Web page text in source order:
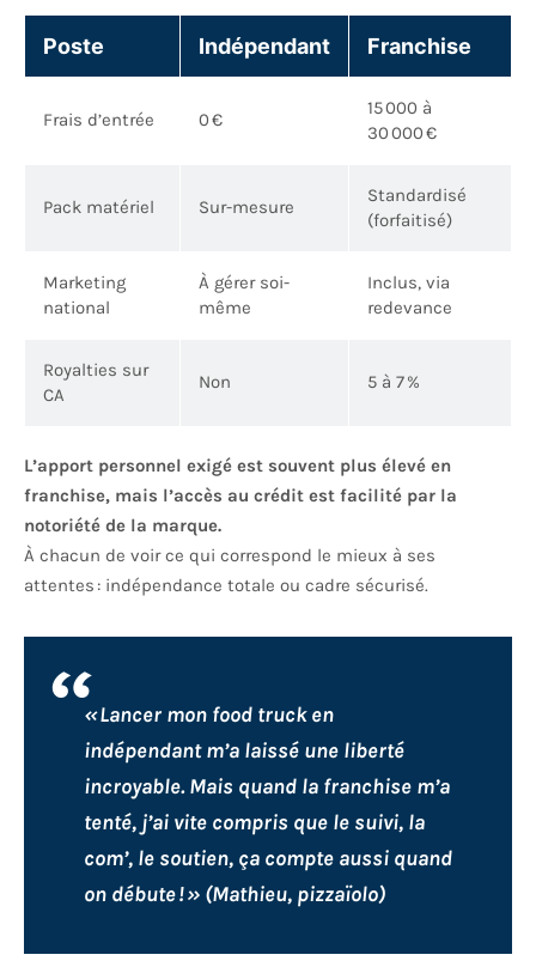
Poste Indépendant Franchise
Frais d’entrée 0 €
15 000 à
30 000 €
Pack matériel Sur-mesure
Standardisé
(forfaitisé)
Marketing
national
À gérer soi-
même
Inclus, via
redevance
Royalties sur
CA
Non 5 à 7 %
L’apport personnel exigé est souvent plus élevé en
franchise, mais l’accès au crédit est facilité par la
notoriété de la marque.
À chacun de voir ce qui correspond le mieux à ses
attentes : indépendance totale ou cadre sécurisé.
« Lancer mon food truck en
indépendant m’a laissé une liberté
incroyable. Mais quand la franchise m’a
tenté, j’ai vite compris que le suivi, la
com’, le soutien, ça compte aussi quand
on débute ! » (Mathieu, pizzaïolo)